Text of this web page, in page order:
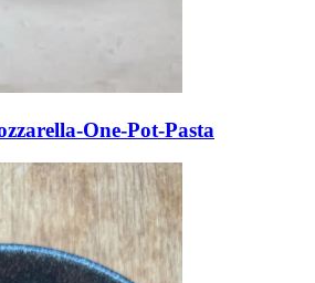
One-Pot-Pasta